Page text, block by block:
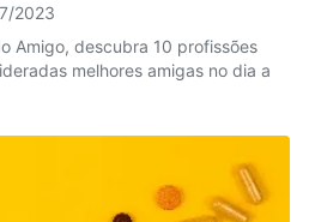
2023
Amigo, descubra 10 profissões
melhores amigas no dia a